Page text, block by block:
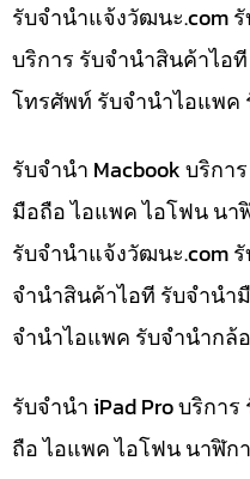
รับจํานําแจ้งวัฒนะ.com
บริการ รับจำนำสินค้าไอ
โทรศัพท์ รับจำนำไอแพค
รับจำนำ Macbook บริก
มือถือ ไอแพค ไอโฟน นา
รับจํานําแจ้งวัฒนะ.com
จำนำสินค้าไอที รับจำนำ
จำนำไอแพค รับจำนำกล้
รับจำนำ iPad Pro บริกา
ถือ ไอแพค ไอโฟน นาฬิก